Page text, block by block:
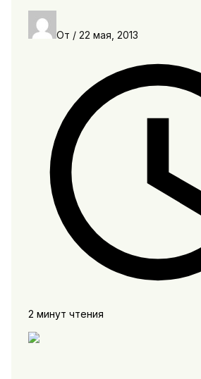
От / 22 мая, 2013
2 минут чтения